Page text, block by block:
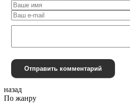
Отправить комментарий
назад
По жанру